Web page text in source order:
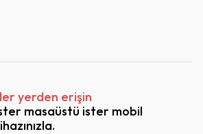
yerden erişin
masaüstü ister mobil